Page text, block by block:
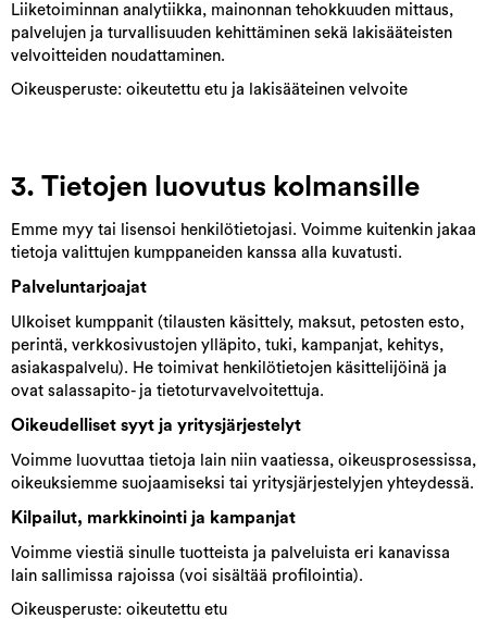
Liiketoiminnan analytiikka, mainonnan tehokkuuden mittaus,
palvelujen ja turvallisuuden kehittäminen sekä lakisääteisten
velvoitteiden noudattaminen.
Oikeusperuste: oikeutettu etu ja lakisääteinen velvoite
3. Tietojen luovutus kolmansille
Emme myy tai lisensoi henkilötietojasi. Voimme kuitenkin jakaa
tietoja valittujen kumppaneiden kanssa alla kuvatusti.
Palveluntarjoajat
Ulkoiset kumppanit (tilausten käsittely, maksut, petosten esto,
perintä, verkkosivustojen ylläpito, tuki, kampanjat, kehitys,
asiakaspalvelu). He toimivat henkilötietojen käsittelijöinä ja
ovat salassapito- ja tietoturvavelvoitettuja.
Oikeudelliset syyt ja yritysjärjestelyt
Voimme luovuttaa tietoja lain niin vaatiessa, oikeusprosessissa,
oikeuksiemme suojaamiseksi tai yritysjärjestelyjen yhteydessä.
Kilpailut, markkinointi ja kampanjat
Voimme viestiä sinulle tuotteista ja palveluista eri kanavissa
lain sallimissa rajoissa (voi sisältää profilointia).
Oikeusperuste: oikeutettu etu